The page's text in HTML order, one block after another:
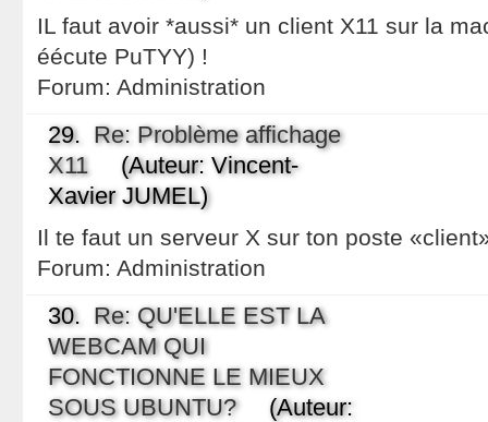
IL faut avoir *aussi* un client X11 sur la
éécute PuTYY) !
Forum: Administration
29. Re: Problème affichage
X11(Auteur: Vincent-
Xavier JUMEL)
Il te faut un serveur X sur ton poste
Forum: Administration
30. Re: QU'ELLE EST LA
WEBCAM QUI
FONCTIONNE LE MIEUX
SOUS UBUNTU?(Auteur: